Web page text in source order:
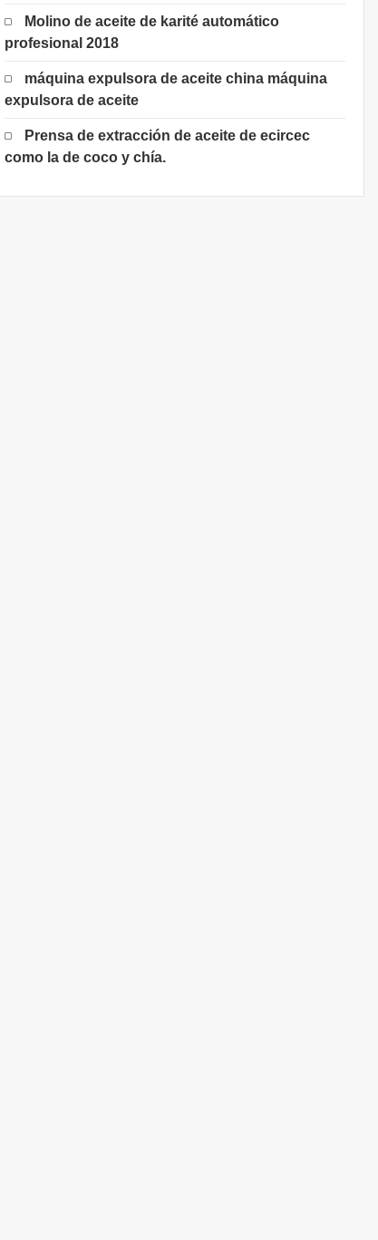
Molino de aceite de karité automático
profesional 2018
máquina expulsora de aceite china máquina
expulsora de aceite
Prensa de extracción de aceite de ecircec
como la de coco y chía.